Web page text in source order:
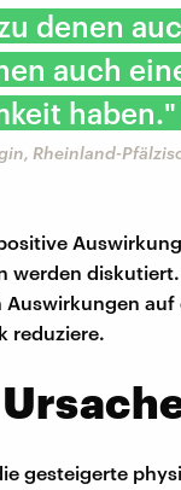
denen
auch
haben."
Rheinland-
werden
reduziere.
gesteigerte